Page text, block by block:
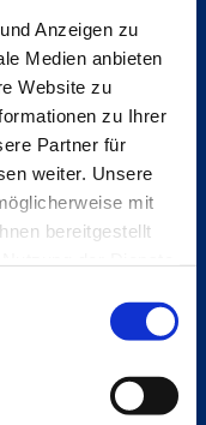
Anzeigen zu
Medien anbieten
Website zu
zu Ihrer
Partner für
weiter. Unsere
mit
bereitgestellt
diese